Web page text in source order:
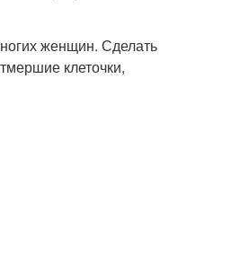
женщин. Сделать
клеточки,